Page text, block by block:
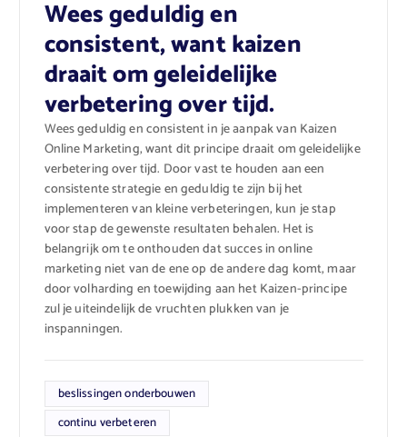
Wees geduldig en
consistent, want kaizen
draait om geleidelijke
verbetering over tijd.
Wees geduldig en consistent in je aanpak van Kaizen
Online Marketing, want dit principe draait om geleidelijke
verbetering over tijd. Door vast te houden aan een
consistente strategie en geduldig te zijn bij het
implementeren van kleine verbeteringen, kun je stap
voor stap de gewenste resultaten behalen. Het is
belangrijk om te onthouden dat succes in online
marketing niet van de ene op de andere dag komt, maar
door volharding en toewijding aan het Kaizen-principe
zul je uiteindelijk de vruchten plukken van je
inspanningen.
beslissingen onderbouwen
continu verbeteren